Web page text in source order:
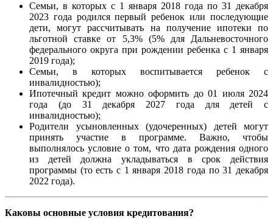
Семьи, в которых с 1 января 2018 года по 31 декабря
2023 года родился первый ребенок или последующие
дети, могут рассчитывать на получение ипотеки по
льготной ставке от 5,3% (5% для Дальневосточного
федерального округа при рождении ребенка с 1 января
2019 года);
Семьи, в которых воспитывается ребенок с
инвалидностью);
Ипотечный кредит можно оформить до 01 июля 2024
года (до 31 декабря 2027 года для детей с
инвалидностью);
Родители усыновленных (удочеренных) детей могут
принять участие в программе. Важно, чтобы
выполнялось условие о том, что дата рождения одного
из детей должна укладываться в срок действия
программы (то есть с 1 января 2018 года по 31 декабря
2022 года).
Каковы основные условия кредитования?